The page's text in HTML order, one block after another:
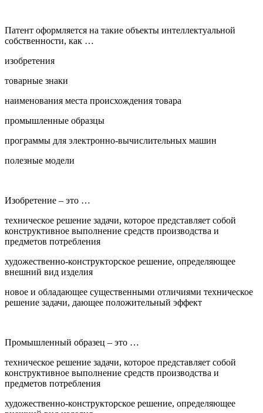
Патент оформляется на такие объекты интеллектуальной
собственности, как …
изобретения
товарные знаки
наименования места происхождения товара
промышленные образцы
программы для электронно-вычислительных машин
полезные модели
Изобретение – это …
техническое решение задачи, которое представляет собой
конструктивное выполнение средств производства и
предметов потребления
художественно-конструкторское решение, определяющее
внешний вид изделия
новое и обладающее существенными отличиями техническое
решение задачи, дающее положительный эффект
Промышленный образец – это …
техническое решение задачи, которое представляет собой
конструктивное выполнение средств производства и
предметов потребления
художественно-конструкторское решение, определяющее